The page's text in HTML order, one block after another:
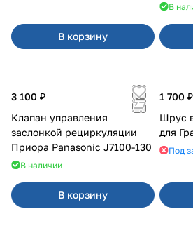
В корзину
10116
В
3 100 ₽
Клапан управления
заслонкой рециркуляции
Приора Panasonic J7100-130
В наличии
В корзину
1 700 ₽
Шрус
Под